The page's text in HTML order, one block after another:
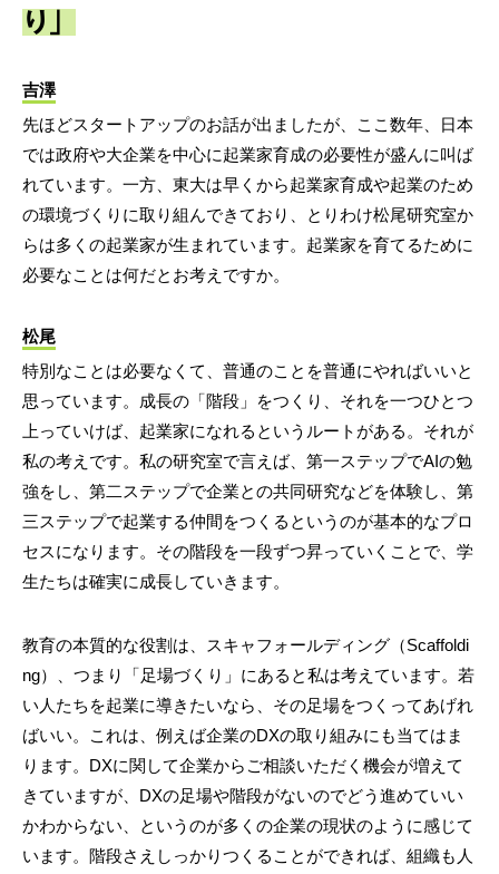
り」
吉澤
先ほどスタートアップのお話が出ましたが、ここ数年、日本
では政府や大企業を中心に起業家育成の必要性が盛んに叫ば
れています。一方、東大は早くから起業家育成や起業のため
の環境づくりに取り組んできており、とりわけ松尾研究室か
らは多くの起業家が生まれています。起業家を育てるために
必要なことは何だとお考えですか。
松尾
特別なことは必要なくて、普通のことを普通にやればいいと
思っています。成長の「階段」をつくり、それを一つひとつ
上っていけば、起業家になれるというルートがある。それが
私の考えです。私の研究室で言えば、第一ステップでAIの勉
強をし、第二ステップで企業との共同研究などを体験し、第
三ステップで起業する仲間をつくるというのが基本的なプロ
セスになります。その階段を一段ずつ昇っていくことで、学
生たちは確実に成長していきます。
教育の本質的な役割は、スキャフォールディング（Scaffoldi
ng）、つまり「足場づくり」にあると私は考えています。若
い人たちを起業に導きたいなら、その足場をつくってあげれ
ばいい。これは、例えば企業のDXの取り組みにも当てはま
ります。DXに関して企業からご相談いただく機会が増えて
きていますが、DXの足場や階段がないのでどう進めていい
かわからない、というのが多くの企業の現状のように感じて
います。階段さえしっかりつくることができれば、組織も人